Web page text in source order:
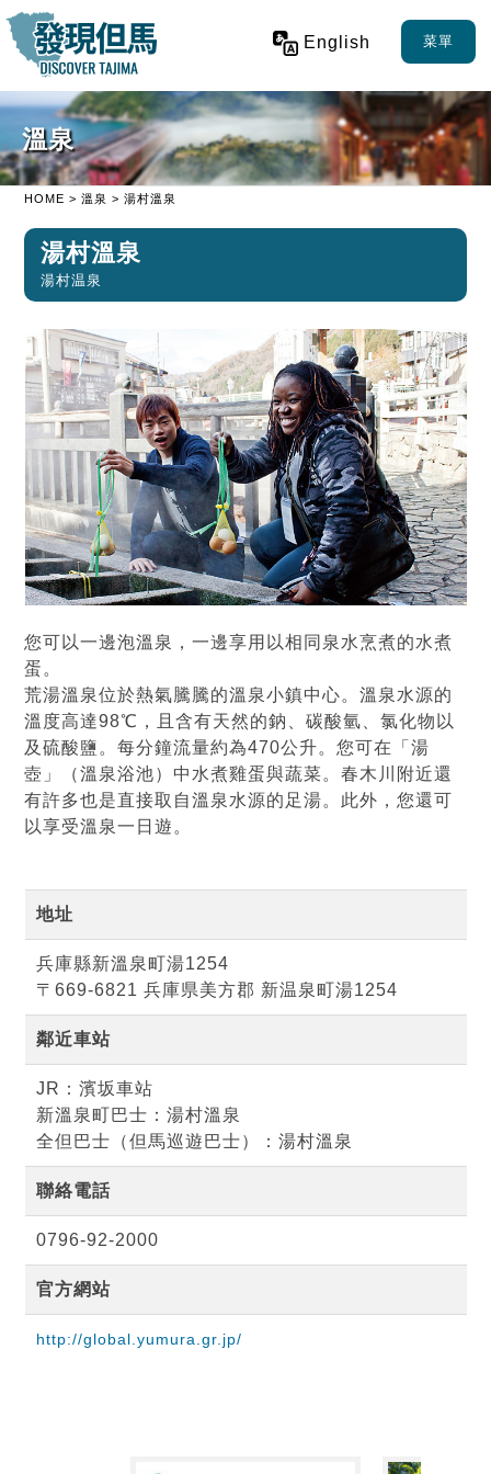
English 菜單
溫泉
HOME >溫泉 > 湯村溫泉
湯村溫泉
湯村温泉
您可以一邊泡溫泉，一邊享用以相同泉水烹煮的水煮
蛋。
荒湯溫泉位於熱氣騰騰的溫泉小鎮中心。溫泉水源的
溫度高達98℃，且含有天然的鈉、碳酸氫、氯化物以
及硫酸鹽。每分鐘流量約為470公升。您可在「湯
壺」（溫泉浴池）中水煮雞蛋與蔬菜。春木川附近還
有許多也是直接取自溫泉水源的足湯。此外，您還可
以享受溫泉一日遊。
地址
兵庫縣新溫泉町湯1254
〒669-6821 兵庫県美方郡 新温泉町湯1254
鄰近車站
JR：濱坂車站
新溫泉町巴士：湯村溫泉
全但巴士（但馬巡遊巴士）：湯村溫泉
聯絡電話
0796-92-2000
官方網站
http://global.yumura.gr.jp/